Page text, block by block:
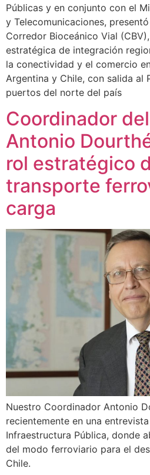
Públicas y en conjunto con el
y Telecomunicaciones,
Corredor Bioceánico Vial
estratégica de integración
la conectividad y el comercio
Argentina y Chile, con salida al
puertos del norte del país
Coordinador
Antonio
rol estratégico
transporte
carga
Nuestro Coordinador Antonio
recientemente en una
Infraestructura Pública, donde
del modo ferroviario para el
Chile.